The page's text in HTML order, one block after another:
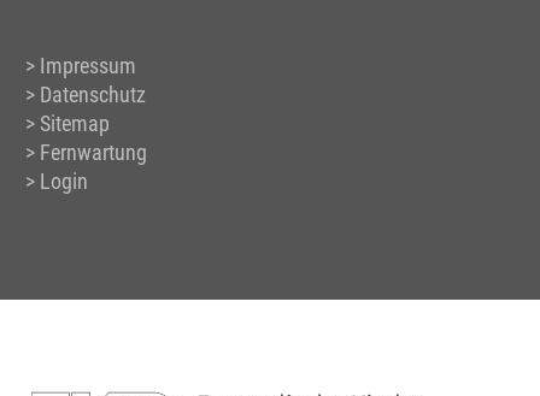
Impressum
Datenschutz
Sitemap
Fernwartung
Login